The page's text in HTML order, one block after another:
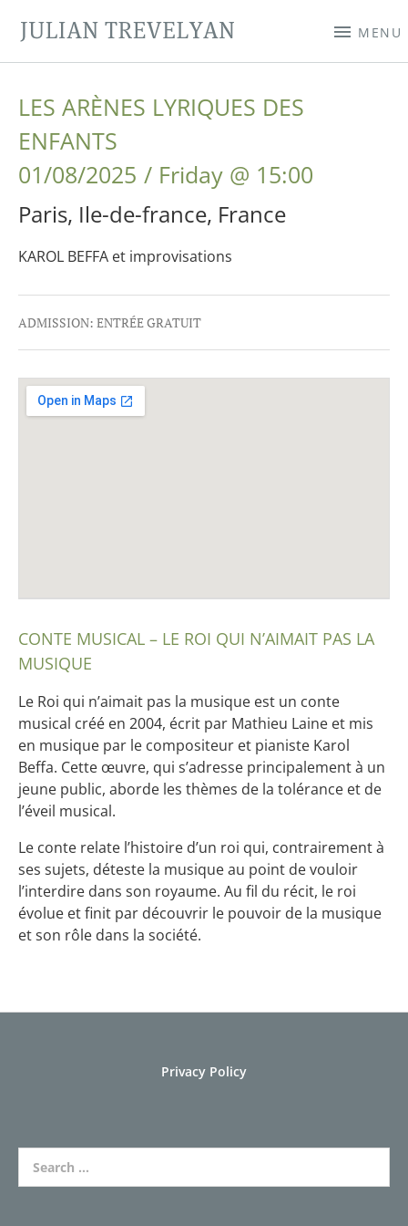
JULIAN TREVELYAN MENU
LES ARÈNES LYRIQUES DES
ENFANTS
01/08/2025
Friday @ 15:00
Paris, Ile-de-france, France
KAROL BEFFA et improvisations
Gig Details
ADMISSION: ENTRÉE GRATUIT
Les arenes de montmartre 19 rue chappe, 75018 paris
France
CONTE MUSICAL – LE ROI QUI N’AIMAIT PAS LA
MUSIQUE
Le Roi qui n’aimait pas la musique est un conte
musical créé en 2004, écrit par Mathieu Laine et mis
en musique par le compositeur et pianiste Karol
Beffa. Cette œuvre, qui s’adresse principalement à un
jeune public, aborde les thèmes de la tolérance et de
l’éveil musical.
Le conte relate l’histoire d’un roi qui, contrairement à
ses sujets, déteste la musique au point de vouloir
l’interdire dans son royaume. Au fil du récit, le roi
évolue et finit par découvrir le pouvoir de la musique
et son rôle dans la société.
Privacy Policy
Search for: